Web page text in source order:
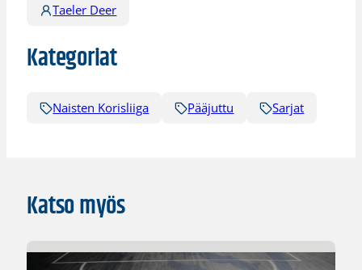
Taeler Deer
Kategoriat
Naisten Korisliiga Pääjuttu Sarjat
Katso myös